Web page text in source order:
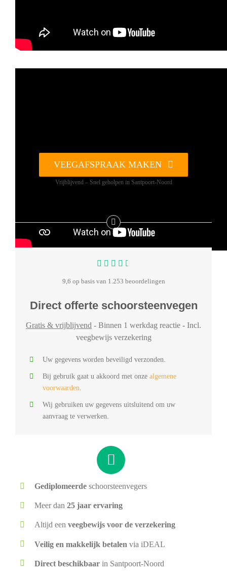
VEEGAFSPRAAK MAKEN
Vrijblijvend – Snel geholpen in Santpoort-Noord
9,6 op basis van 1.253 beoordelingen
Direct offerte schoorsteenvegen
Gratis & vrijblijvend - Binnen 1 werkdag reactie - Incl.
veegbewijs verzekering
Uw gegevens worden beveiligd verzonden.
Bij gebruik gaat u akkoord met onze algemene
voorwaarden.
Wij gebruiken uw gegevens uitsluitend om uw
aanvraag te verwerken.
Gediplomeerde schoorsteenvegers
Meer dan25 jaar ervaring
Altijd eenveegbewijs voor de verzekering
Veilig en makkelijk betalen via iDEAL
Direct beschikbaar in Santpoort-Noord